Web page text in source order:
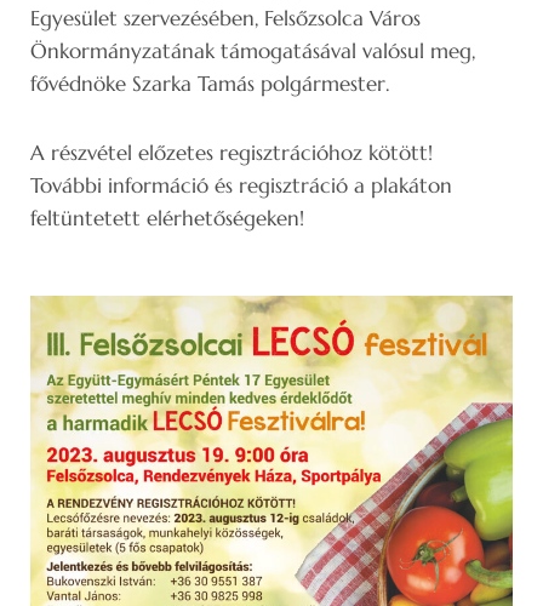
Egyesület szervezésében, Felsőzsolca Város
Önkormányzatának támogatásával valósul meg,
fővédnöke Szarka Tamás polgármester.
A részvétel előzetes regisztrációhoz kötött!
További információ és regisztráció a plakáton
feltüntetett elérhetőségeken!